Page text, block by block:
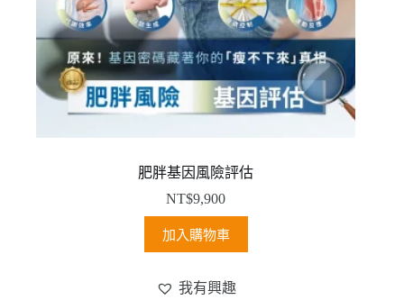
肥胖基因風險評估
NT$9,900
加入購物車
我有興趣